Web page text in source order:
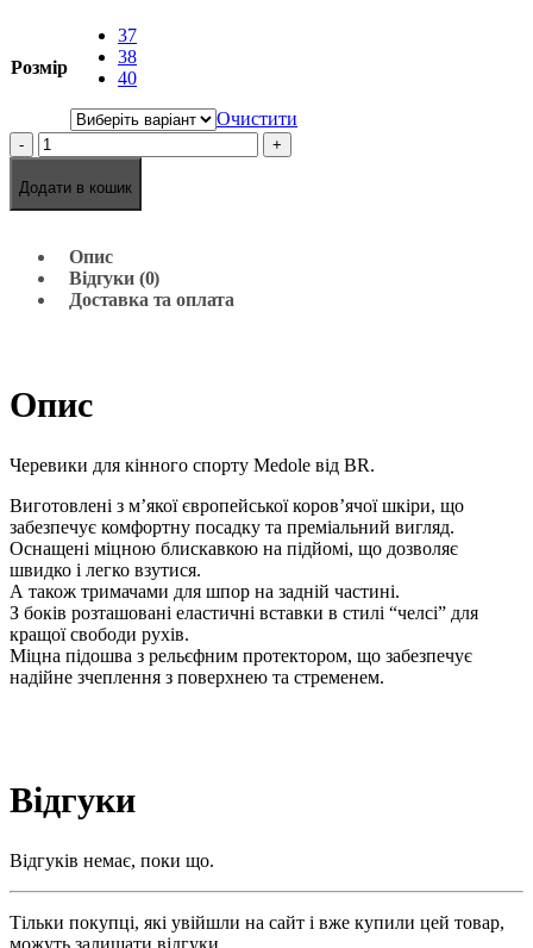
Розмір
37
38
40
Очистити
- +
Додати в кошик
Опис
Відгуки (0)
Доставка та оплата
Опис
Черевики для кінного спорту Medole від BR.
Виготовлені з м’якої європейської коров’ячої шкіри, що
забезпечує комфортну посадку та преміальний вигляд.
Оснащені міцною блискавкою на підйомі, що дозволяє
швидко і легко взутися.
А також тримачами для шпор на задній частині.
З боків розташовані еластичні вставки в стилі “челсі” для
кращої свободи рухів.
Міцна підошва з рельєфним протектором, що забезпечує
надійне зчеплення з поверхнею та стременем.
Відгуки
Відгуків немає, поки що.
Тільки покупці, які увійшли на сайт і вже купили цей товар,
можуть залишати відгуки.